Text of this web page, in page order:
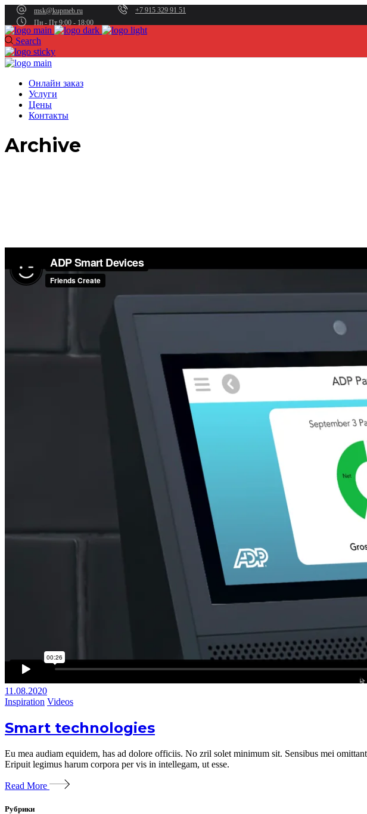
msk@kupmeb.ru
+7 915 329 91 51
Пн - Пт 9:00 - 18:00
Search
Онлайн заказ
Услуги
Цены
Контакты
Archive
11.08.2020
Inspiration Videos
Smart technologies
Eu mea audiam equidem, has ad dolore officiis. No zril solet minimum sit. Sensibus mei
Eripuit legimus harum corpora per vis in intellegam, ut esse.
Read More
Рубрики